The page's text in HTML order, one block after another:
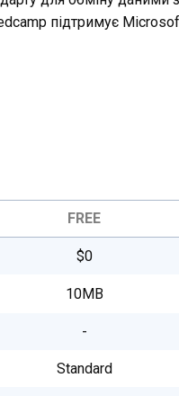
підтримує
FREE
$0
10MB
-
Standard